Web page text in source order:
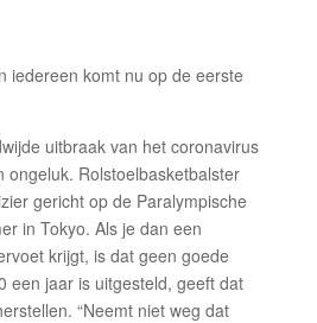
uitbraak van het coronavirus
ongeluk. Rolstoelbasketbalster
gericht op de Paralympische
in Tokyo. Als je dan een
krijgt, is dat geen goede
een jaar is uitgesteld, geeft dat
“Neemt niet weg dat